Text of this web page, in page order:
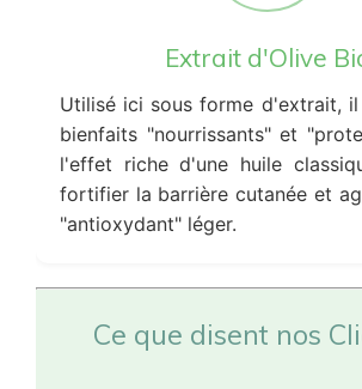
Extrait d'Olive
Utilisé ici sous forme d'extrait,
bienfaits "nourrissants" et
l'effet riche d'une huile
fortifier la barrière cutanée et
"antioxydant" léger.
Ce que disent nos